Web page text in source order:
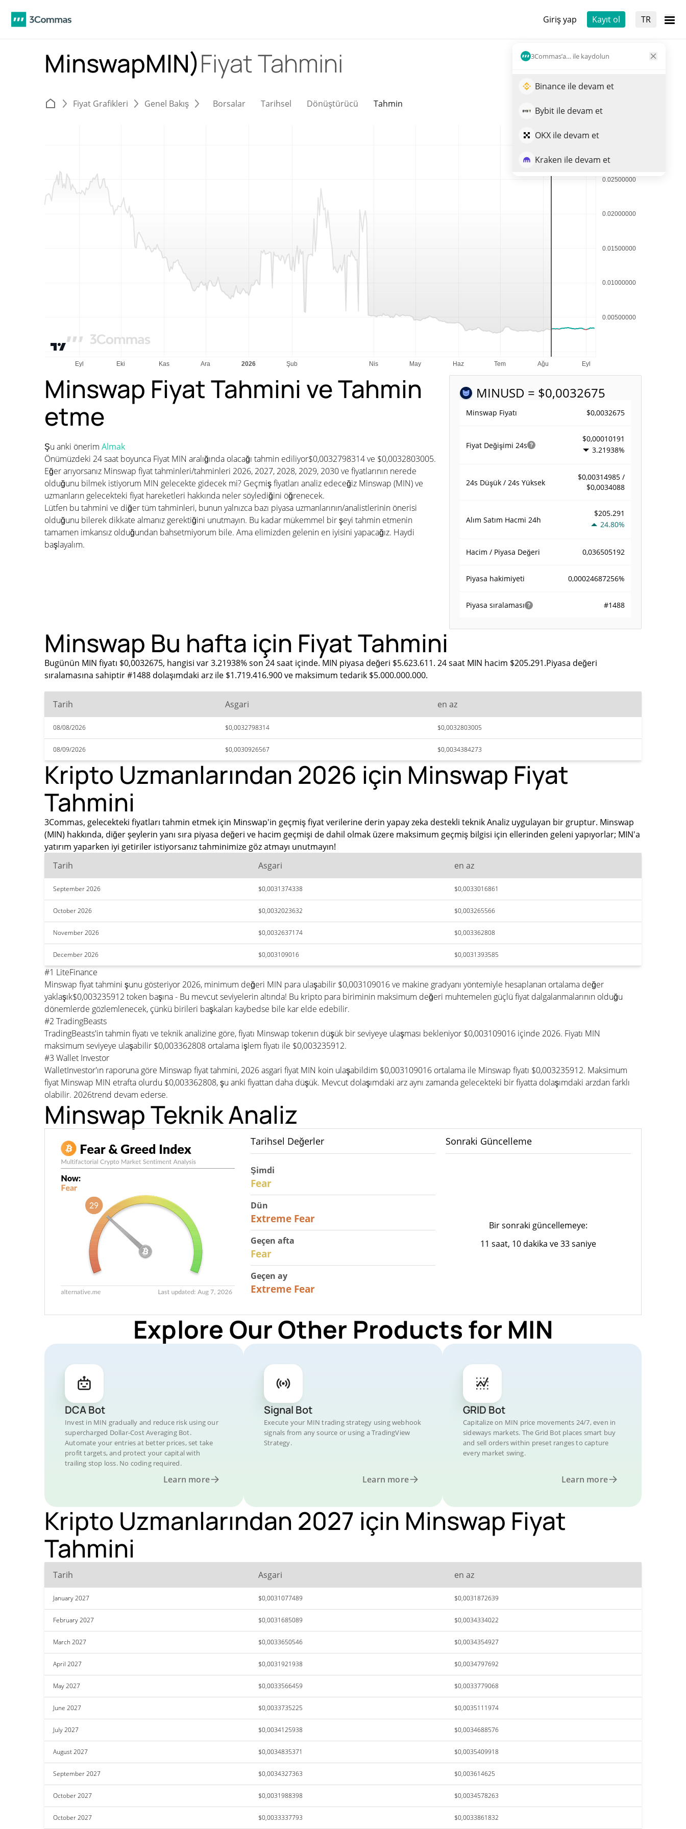
Giriş yap Kayıt ol TR
3Commas’a… ile kaydolun
Binance ile devam et
Bybit ile devam et
OKX ile devam et
Kraken ile devam et
MinswapMIN)Fiyat Tahmini
Fiyat Grafikleri Genel Bakış Borsalar Tarihsel Dönüştürücü Tahmin
MINUSD = $0,0032675
Minswap Fiyatı $0,0032675
Fiyat Değişimi 24s
$0,00010191
3.21938%
24s Düşük / 24s Yüksek
$0,00314985 /
$0,0034088
Alım Satım Hacmi 24h
$205.291
24.80%
Hacim / Piyasa Değeri 0,036505192
Piyasa hakimiyeti 0,00024687256%
Piyasa sıralaması #1488
Minswap Fiyat Tahmini ve Tahmin
etme
Şu anki önerim Almak
Önümüzdeki 24 saat boyunca Fiyat MIN aralığında olacağı tahmin ediliyor$0,0032798314 ve $0,0032803005.
Eğer arıyorsanız Minswap fiyat tahminleri/tahminleri 2026, 2027, 2028, 2029, 2030 ve fiyatlarının nerede
olduğunu bilmek istiyorum MIN gelecekte gidecek mi? Geçmiş fiyatları analiz edeceğiz Minswap (MIN) ve
uzmanların gelecekteki fiyat hareketleri hakkında neler söylediğini öğrenecek.
Lütfen bu tahmini ve diğer tüm tahminleri, bunun yalnızca bazı piyasa uzmanlarının/analistlerinin önerisi
olduğunu bilerek dikkate almanız gerektiğini unutmayın. Bu kadar mükemmel bir şeyi tahmin etmenin
tamamen imkansız olduğundan bahsetmiyorum bile. Ama elimizden gelenin en iyisini yapacağız. Haydi
başlayalım.
Minswap Bu hafta için Fiyat Tahmini
Bugünün MIN fiyatı $0,0032675, hangisi var 3.21938% son 24 saat içinde. MIN piyasa değeri $5.623.611. 24 saat MIN hacim $205.291.Piyasa değeri
sıralamasına sahiptir #1488 dolaşımdaki arz ile $1.719.416.900 ve maksimum tedarik $5.000.000.000.
Tarih Asgari en az
08/08/2026 $0,0032798314 $0,0032803005
08/09/2026 $0,0030926567 $0,0034384273
Kripto Uzmanlarından 2026 için Minswap Fiyat
Tahmini
3Commas, gelecekteki fiyatları tahmin etmek için Minswap'in geçmiş fiyat verilerine derin yapay zeka destekli teknik Analiz uygulayan bir gruptur. Minswap
(MIN) hakkında, diğer şeylerin yanı sıra piyasa değeri ve hacim geçmişi de dahil olmak üzere maksimum geçmiş bilgisi için ellerinden geleni yapıyorlar; MIN'a
yatırım yaparken iyi getiriler istiyorsanız tahminimize göz atmayı unutmayın!
Tarih
Asgari en az
September 2026 $0,0031374338 $0,0033016861
October 2026 $0,0032023632 $0,003265566
November 2026 $0,0032637174 $0,003362808
December 2026 $0,003109016 $0,0031393585
#1 LiteFinance
Minswap fiyat tahmini şunu gösteriyor 2026, minimum değeri MIN para ulaşabilir $0,003109016 ve makine gradyanı yöntemiyle hesaplanan ortalama değer
yaklaşık$0,003235912 token başına - Bu mevcut seviyelerin altında! Bu kripto para biriminin maksimum değeri muhtemelen güçlü fiyat dalgalanmalarının olduğu
dönemlerde gözlemlenecek, çünkü birileri başkaları kaybedse bile kar elde edebilir.
#2 TradingBeasts
TradingBeasts'in tahmin fiyatı ve teknik analizine göre, fiyatı Minswap tokenın düşük bir seviyeye ulaşması bekleniyor $0,003109016 içinde 2026. Fiyatı MIN
maksimum seviyeye ulaşabilir $0,003362808 ortalama işlem fiyatı ile $0,003235912.
#3 Wallet Investor
WalletInvestor'ın raporuna göre Minswap fiyat tahmini, 2026 asgari fiyat MIN koin ulaşabildim $0,003109016 ortalama ile Minswap fiyatı $0,003235912. Maksimum
fiyat Minswap MIN etrafta olurdu $0,003362808, şu anki fiyattan daha düşük. Mevcut dolaşımdaki arz aynı zamanda gelecekteki bir fiyatta dolaşımdaki arzdan farklı
olabilir. 2026trend devam ederse.
Minswap Teknik Analiz
Tarihsel Değerler
Şimdi
Fear
Dün
Extreme Fear
Geçen afta
Fear
Geçen ay
Extreme Fear
Sonraki Güncelleme
Bir sonraki güncellemeye:
11 saat, 10 dakika ve 33 saniye
Explore Our Other Products for MIN
DCA Bot
Invest in MIN gradually and reduce risk using our
supercharged Dollar-Cost Averaging Bot.
Automate your entries at better prices, set take
profit targets, and protect your capital with
trailing stop loss. No coding required.
Learn more
Signal Bot
Execute your MIN trading strategy using webhook
signals from any source or using a TradingView
Strategy.
Learn more
GRID Bot
Capitalize on MIN price movements 24/7, even in
sideways markets. The Grid Bot places smart buy
and sell orders within preset ranges to capture
every market swing.
Learn more
Kripto Uzmanlarından 2027 için Minswap Fiyat
Tahmini
Tarih Asgari en az
January 2027 $0,0031077489 $0,0031872639
February 2027 $0,0031685089 $0,0034334022
March 2027 $0,0033650546 $0,0034354927
April 2027 $0,0031921938 $0,0034797692
May 2027 $0,0033566459 $0,0033779068
June 2027 $0,0033735225 $0,0035111974
July 2027 $0,0034125938 $0,0034688576
August 2027 $0,0034835371 $0,0035409918
September 2027 $0,0034327363 $0,003614625
October 2027 $0,0031988398 $0,0034578263
October 2027 $0,0033337793 $0,0033861832